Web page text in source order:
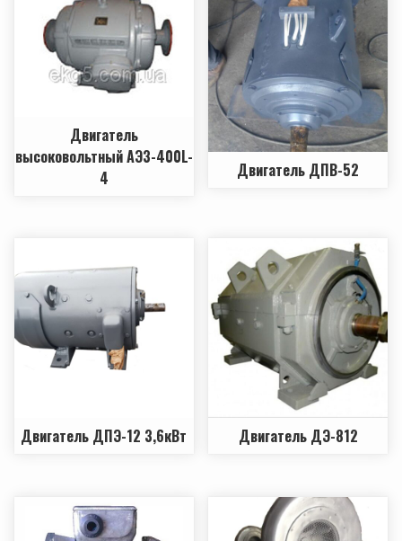
Двигатель
высоковольтный АЭ3-400L-
4
Двигатель ДПВ-52
Двигатель ДПЭ-12 3,6кВт Двигатель ДЭ-812